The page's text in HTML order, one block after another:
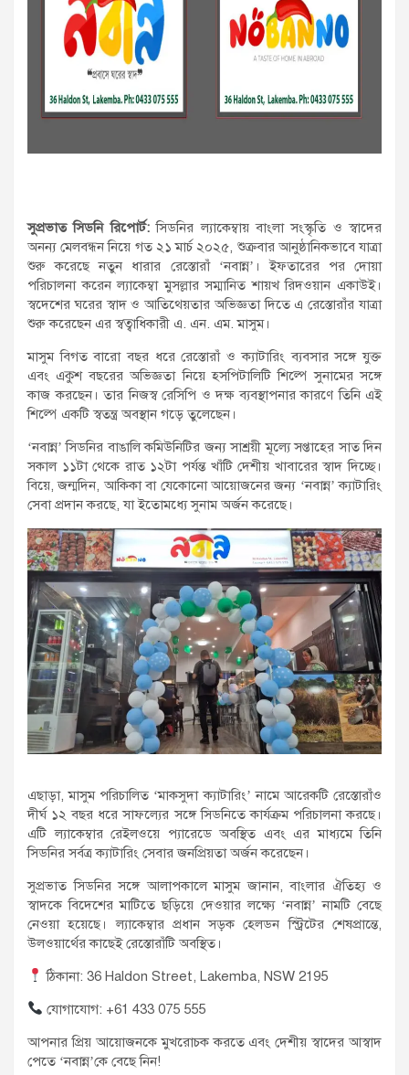
সুপ্রভাত সিডনি রিপোর্ট:সিডনির ল্যাকেম্বায় বাংলা সংস্কৃতি ও স্বাদের
অনন্য মেলবন্ধন নিয়ে গত ২১ মার্চ ২০২৫, শুক্রবার আনুষ্ঠানিকভাবে যাত্রা
শুরু করেছে নতুন ধারার রেস্তোরাঁ ‘নবান্ন’। ইফতারের পর দোয়া
পরিচালনা করেন ল্যাকেম্বা মুসল্লার সম্মানিত শায়খ রিদওয়ান একাউই।
স্বদেশের ঘরের স্বাদ ও আতিথেয়তার অভিজ্ঞতা দিতে এ রেস্তোরাঁর যাত্রা
শুরু করেছেন এর স্বত্বাধিকারী এ. এন. এম. মাসুম।
মাসুম বিগত বারো বছর ধরে রেস্তোরাঁ ও ক্যাটারিং ব্যবসার সঙ্গে যুক্ত
এবং একুশ বছরের অভিজ্ঞতা নিয়ে হসপিটালিটি শিল্পে সুনামের সঙ্গে
কাজ করছেন। তার নিজস্ব রেসিপি ও দক্ষ ব্যবস্থাপনার কারণে তিনি এই
শিল্পে একটি স্বতন্ত্র অবস্থান গড়ে তুলেছেন।
‘নবান্ন’ সিডনির বাঙালি কমিউনিটির জন্য সাশ্রয়ী মূল্যে সপ্তাহের সাত দিন
সকাল ১১টা থেকে রাত ১২টা পর্যন্ত খাঁটি দেশীয় খাবারের স্বাদ দিচ্ছে।
বিয়ে, জন্মদিন, আকিকা বা যেকোনো আয়োজনের জন্য ‘নবান্ন’ ক্যাটারিং
সেবা প্রদান করছে, যা ইতোমধ্যে সুনাম অর্জন করেছে।
এছাড়া, মাসুম পরিচালিত ‘মাকসুদা ক্যাটারিং’ নামে আরেকটি রেস্তোরাঁও
দীর্ঘ ১২ বছর ধরে সাফল্যের সঙ্গে সিডনিতে কার্যক্রম পরিচালনা করছে।
এটি ল্যাকেম্বার রেইলওয়ে প্যারেডে অবস্থিত এবং এর মাধ্যমে তিনি
সিডনির সর্বত্র ক্যাটারিং সেবার জনপ্রিয়তা অর্জন করেছেন।
সুপ্রভাত সিডনির সঙ্গে আলাপকালে মাসুম জানান, বাংলার ঐতিহ্য ও
স্বাদকে বিদেশের মাটিতে ছড়িয়ে দেওয়ার লক্ষ্যে ‘নবান্ন’ নামটি বেছে
নেওয়া হয়েছে। ল্যাকেম্বার প্রধান সড়ক হেলডন স্ট্রিটের শেষপ্রান্তে,
উলওয়ার্থের কাছেই রেস্তোরাঁটি অবস্থিত।
ঠিকানা: 36 Haldon Street, Lakemba, NSW 2195
যোগাযোগ: +61 433 075 555
আপনার প্রিয় আয়োজনকে মুখরোচক করতে এবং দেশীয় স্বাদের আস্বাদ
পেতে ‘নবান্ন’কে বেছে নিন!